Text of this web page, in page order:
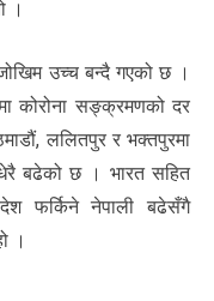
।
उच्च बन्दै गएको छ ।
कोरोना सङ्क्रमणको दर
ललितपुर र भक्तपुरमा
बढेको छ । भारत सहित
फर्किने नेपाली बढेसँगै
।